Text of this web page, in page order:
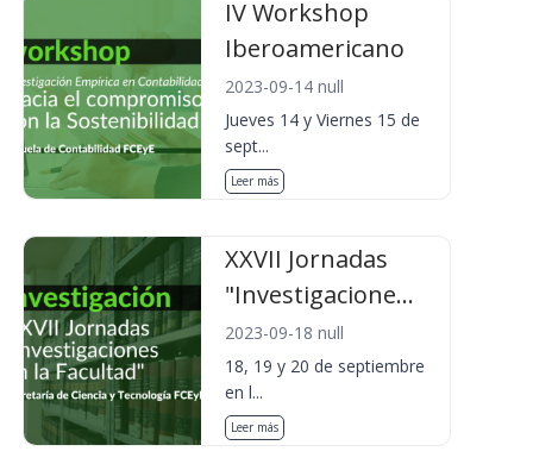
IV Workshop
Iberoamericano
2023-09-14 null
Jueves 14 y Viernes 15 de
sept...
Leer más
XXVII Jornadas
"Investigacione...
2023-09-18 null
18, 19 y 20 de septiembre
en l...
Leer más